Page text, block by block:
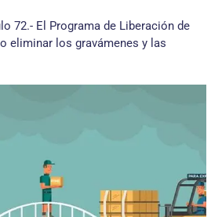
El Programa de Liberación de
eliminar los gravámenes y las